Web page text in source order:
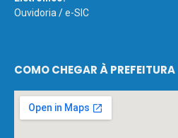
Ouvidoria/e-SIC
COMO CHEGAR À PREFEITURA